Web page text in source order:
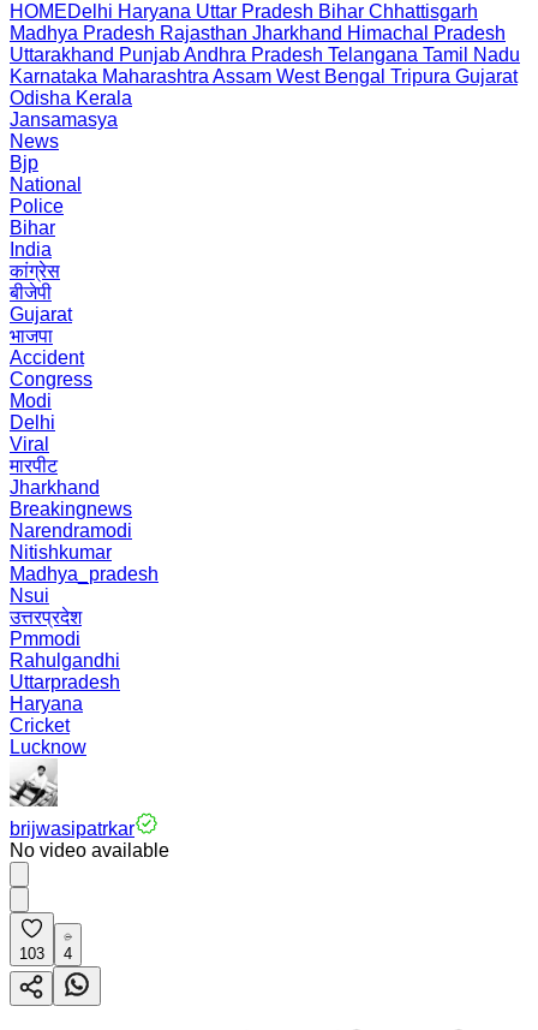
HOMEDelhi Haryana Uttar Pradesh Bihar Chhattisgarh
Madhya Pradesh Rajasthan Jharkhand Himachal Pradesh
Uttarakhand PunjabAndhra Pradesh Telangana Tamil Nadu
Karnataka Maharashtra Assam West Bengal Tripura Gujarat
Odisha Kerala
Jansamasya
News
Bjp
National
Police
Bihar
India
कांग्रेस
बीजेपी
Gujarat
भाजपा
Accident
Congress
Modi
Delhi
Viral
मारपीट
Jharkhand
Breakingnews
Narendramodi
Nitishkumar
Madhya_pradesh
Nsui
उत्तरप्रदेश
Pmmodi
Rahulgandhi
Uttarpradesh
Haryana
Cricket
Lucknow
brijwasipatrkar
No video available
103 4